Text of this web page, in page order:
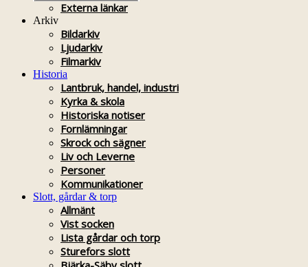
Externa länkar
Arkiv
Bildarkiv
Ljudarkiv
Filmarkiv
Historia
Lantbruk, handel, industri
Kyrka & skola
Historiska notiser
Fornlämningar
Skrock och sägner
Liv och Leverne
Personer
Kommunikationer
Slott, gårdar & torp
Allmänt
Vist socken
Lista gårdar och torp
Sturefors slott